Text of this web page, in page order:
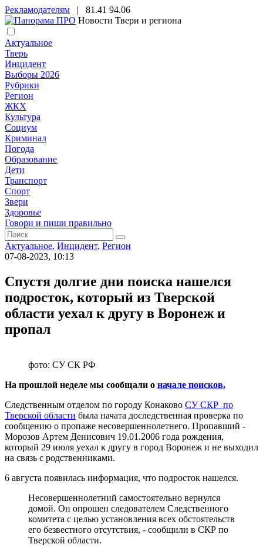
Рекламодателям | 81.41 94.06
Новости Твери и региона
Актуальное
Тверь
Инцидент
Выборы 2026
Рубрики
Регион
ЖКХ
Культура
Социум
Криминал
Погода
Образование
Дети
Транспорт
Спорт
Звери
Здоровье
Говори и пиши правильно
Актуальное, Инцидент, Регион
07-08-2023, 10:13
Спустя долгие дни поиска нашелся
подросток, который из Тверской
области уехал к другу в Воронеж и
пропал
фото: СУ СК РФ
На прошлой неделе мы сообщали о начале поисков.
Следственным отделом по городу Конаково СУ СКР по
Тверской области была начата доследственная проверка по
сообщению о пропаже несовершеннолетнего. Пропавший -
Морозов Артем Денисович 19.01.2006 года рождения,
который 29 июля уехал к другу в город Воронеж и не выходил
на связь с родственниками.
6 августа появилась информация, что подросток нашелся.
Несовершеннолетний самостоятельно вернулся
домой. Он опрошен следователем Следственного
комитета с целью установления всех обстоятельств
его безвестного отсутствия, - сообщили в СКР по
Тверской области.